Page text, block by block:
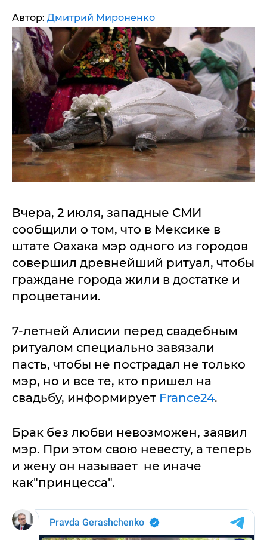
Автор: Дмитрий Мироненко
Вчера, 2 июля, западные СМИ
сообщили о том, что в Мексике в
штате Оахака мэр одного из городов
совершил древнейший ритуал, чтобы
граждане города жили в достатке и
процветании.
7-летней Алисии перед свадебным
ритуалом специально завязали
пасть, чтобы не пострадал не только
мэр, но и все те, кто пришел на
свадьбу, информирует France24.
Брак без любви невозможен, заявил
мэр. При этом свою невесту, а теперь
и жену он называет не иначе
как"принцесса".